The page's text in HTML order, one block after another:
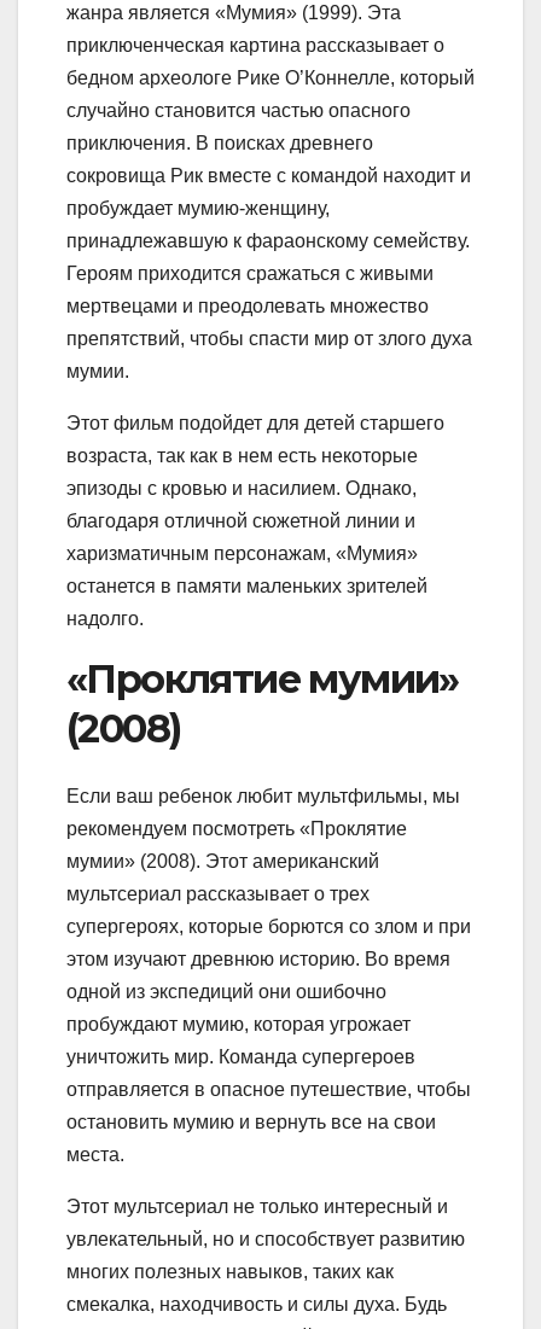
жанра является «Мумия» (1999). Эта
приключенческая картина рассказывает о
бедном археологе Рике О’Коннелле, который
случайно становится частью опасного
приключения. В поисках древнего
сокровища Рик вместе с командой находит и
пробуждает мумию-женщину,
принадлежавшую к фараонскому cемейству.
Героям приходится сражаться с живыми
мертвецами и преодолевать множество
препятствий, чтобы спасти мир от злого духа
мумии.
Этот фильм подойдет для детей старшего
возраста, так как в нем есть некоторые
эпизоды с кровью и насилием. Однако,
благодаря отличной сюжетной линии и
харизматичным персонажам, «Мумия»
останется в памяти маленьких зрителей
надолго.
«Проклятие мумии»
(2008)
Если ваш ребенок любит мультфильмы, мы
рекомендуем посмотреть «Проклятие
мумии» (2008). Этот американский
мультсериал рассказывает о трех
супергероях, которые борются со злом и при
этом изучают древнюю историю. Во время
одной из экспедиций они ошибочно
пробуждают мумию, которая угрожает
уничтожить мир. Команда супергероев
отправляется в опасное путешествие, чтобы
остановить мумию и вернуть все на свои
места.
Этот мультсериал не только интересный и
увлекательный, но и способствует развитию
многих полезных навыков, таких как
смекалка, находчивость и силы духа. Будь